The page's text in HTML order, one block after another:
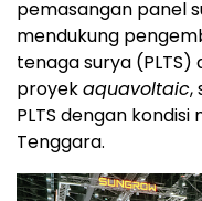
pemasangan panel
mendukung
tenaga surya
proyekaquavoltaic,
PLTS dengan
Tenggara.